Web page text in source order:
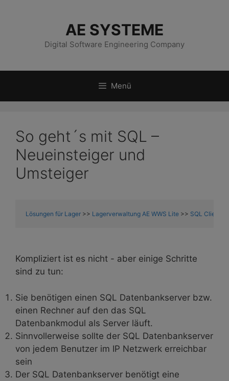
AE SYSTEME
Digital Software Engineering Company
Menü
So geht´s mit SQL –
Neueinsteiger und
Umsteiger
Lösungen für Lager >> Lagerverwaltung AE WWS Lite >> SQL Client
Kompliziert ist es nicht - aber einige Schritte
sind zu tun:
Sie benötigen einen SQL Datenbankserver bzw.
einen Rechner auf den das SQL
Datenbankmodul als Server läuft.
Sinnvollerweise sollte der SQL Datenbankserver
von jedem Benutzer im IP Netzwerk erreichbar
sein
Der SQL Datenbankserver benötigt eine